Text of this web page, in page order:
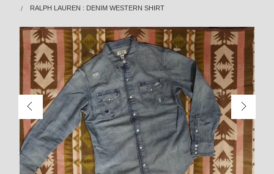
RALPH LAUREN : DENIM WESTERN SHIRT